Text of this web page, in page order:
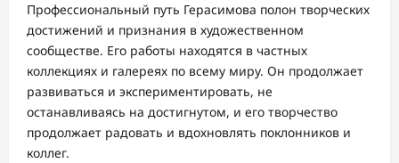
Профессиональный путь Герасимова полон творческих
достижений и признания в художественном
сообществе. Его работы находятся в частных
коллекциях и галереях по всему миру. Он продолжает
развиваться и экспериментировать, не
останавливаясь на достигнутом, и его творчество
продолжает радовать и вдохновлять поклонников и
коллег.